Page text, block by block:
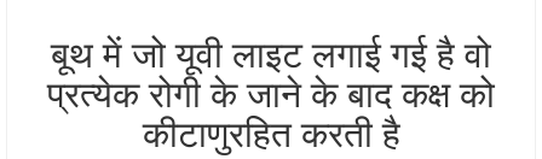
बूथ में जो यूवी लाइट लगाई गई है वो
प्रत्येक रोगी के जाने के बाद कक्ष को
कीटाणुरहित करती है